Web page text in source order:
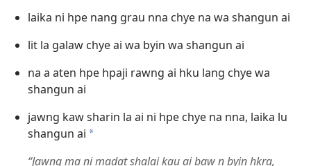
laika ni hpe nang grau nna chye na wa shangun ai
lit la galaw chye ai wa byin wa shangun ai
na a aten hpe hpaji rawng ai hku lang chye wa
shangun ai
jawng kaw sharin la ai ni hpe chye na nna, laika lu
shangun ai a
“Jawng ma ni madat shalai kau ai baw n byin hkra,